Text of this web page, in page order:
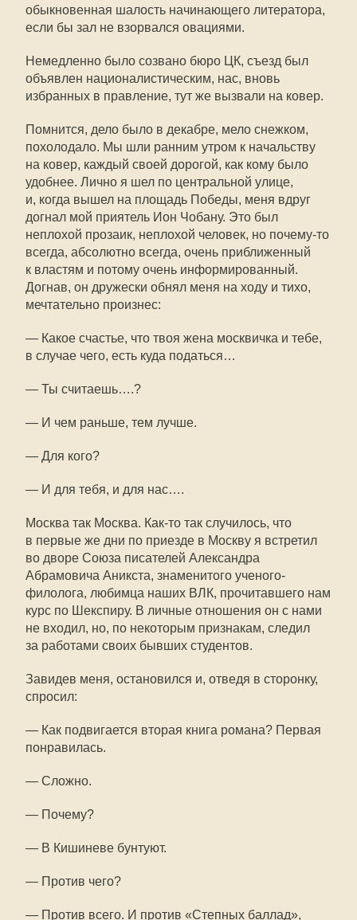
обыкновенная шалость начинающего литератора,
если бы зал не взорвался овациями.
Немедленно было созвано бюро ЦК, съезд был
объявлен националистическим, нас, вновь
избранных в правление, тут же вызвали на ковер.
Помнится, дело было в декабре, мело снежком,
похолодало. Мы шли ранним утром к начальству
на ковер, каждый своей дорогой, как кому было
удобнее. Лично я шел по центральной улице,
и, когда вышел на площадь Победы, меня вдруг
догнал мой приятель Ион Чобану. Это был
неплохой прозаик, неплохой человек, но почему-то
всегда, абсолютно всегда, очень приближенный
к властям и потому очень информированный.
Догнав, он дружески обнял меня на ходу и тихо,
мечтательно произнес:
— Какое счастье, что твоя жена москвичка и тебе,
в случае чего, есть куда податься…
— Ты считаешь….?
— И чем раньше, тем лучше.
— Для кого?
— И для тебя, и для нас….
Москва так Москва. Как-то так случилось, что
в первые же дни по приезде в Москву я встретил
во дворе Союза писателей Александра
Абрамовича Аникста, знаменитого ученого-
филолога, любимца наших ВЛК, прочитавшего нам
курс по Шекспиру. В личные отношения он с нами
не входил, но, по некоторым признакам, следил
за работами своих бывших студентов.
Завидев меня, остановился и, отведя в сторонку,
спросил:
— Как подвигается вторая книга романа? Первая
понравилась.
— Сложно.
— Почему?
— В Кишиневе бунтуют.
— Против чего?
— Против всего. И против «Степных баллад»,